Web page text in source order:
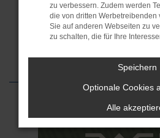
Jetzt Service-
zu verbessern. Zudem werden
die von dritten Werbetreibenden
Sie auf anderen Webseiten zu
zu schalten, die für Ihre
Speichern
Optionale Cookies
Alle